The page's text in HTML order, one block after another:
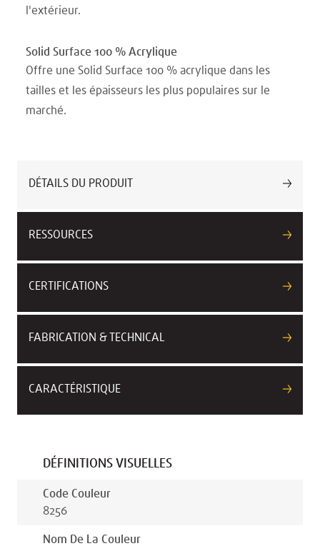
l'extérieur.
Solid Surface 100 % Acrylique
Offre une Solid Surface 100 % acrylique dans les
tailles et les épaisseurs les plus populaires sur le
marché.
DÉTAILS DU PRODUIT
RESSOURCES
CERTIFICATIONS
FABRICATION & TECHNICAL
CARACTÉRISTIQUE
DÉFINITIONS VISUELLES
Code Couleur
8256
Nom De La Couleur